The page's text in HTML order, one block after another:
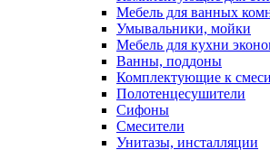
Мебель для ванных
Умывальники, мойки
Мебель для кухни
Ванны, поддоны
Комплектующие к
Полотенцесушители
Сифоны
Смесители
Унитазы, инсталляции